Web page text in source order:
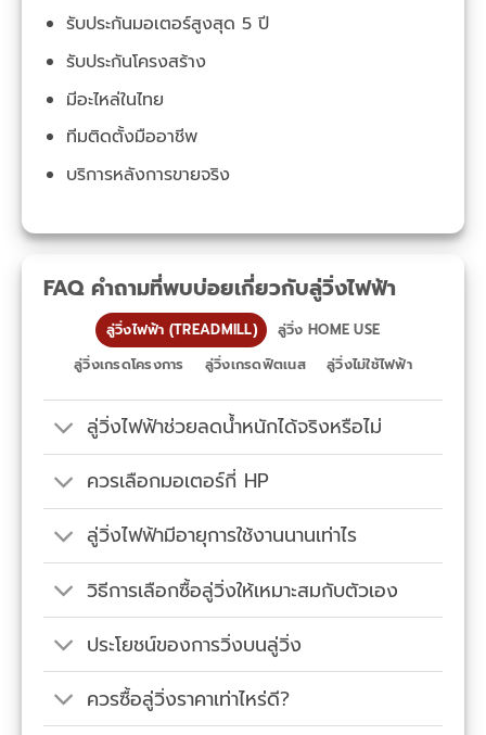
รับประกันมอเตอร์สูงสุด 5 ปี
รับประกันโครงสร้าง
มีอะไหล่ในไทย
ทีมติดตั้งมืออาชีพ
บริการหลังการขายจริง
FAQ คำถามที่พบบ่อยเกี่ยวกับลู่วิ่งไฟฟ้า
ลู่วิ่งไฟฟ้า (TREADMILL)
ลู่วิ่ง HOME USE
ลู่วิ่งเกรดโครงการ
ลู่วิ่งเกรดฟิตเนส ลู่วิ่งไม่ใช้ไฟฟ้า
ลู่วิ่งไฟฟ้าช่วยลดน้ำหนักได้จริงหรือไม่
ควรเลือกมอเตอร์กี่ HP
ลู่วิ่งไฟฟ้ามีอายุการใช้งานนานเท่าไร
วิธีการเลือกซื้อลู่วิ่งให้เหมาะสมกับตัวเอง
ประโยชน์ของการวิ่งบนลู่วิ่ง
ควรซื้อลู่วิ่งราคาเท่าไหร่ดี?